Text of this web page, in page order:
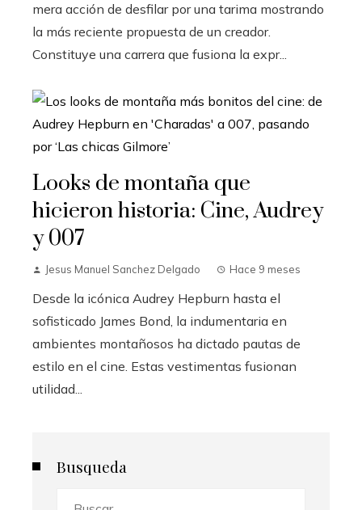
mera acción de desfilar por una tarima mostrando
la más reciente propuesta de un creador.
Constituye una carrera que fusiona la expr...
Looks de montaña que
hicieron historia: Cine, Audrey
y 007
Jesus Manuel Sanchez Delgado Hace 9 meses
Desde la icónica Audrey Hepburn hasta el
sofisticado James Bond, la indumentaria en
ambientes montañosos ha dictado pautas de
estilo en el cine. Estas vestimentas fusionan
utilidad...
Busqueda